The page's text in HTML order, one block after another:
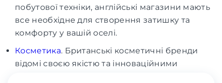
побутової техніки, англійські магазини мають
все необхідне для створення затишку та
комфорту у вашій оселі.
Косметика. Британські косметичні бренди
відомі своєю якістю та інноваційними